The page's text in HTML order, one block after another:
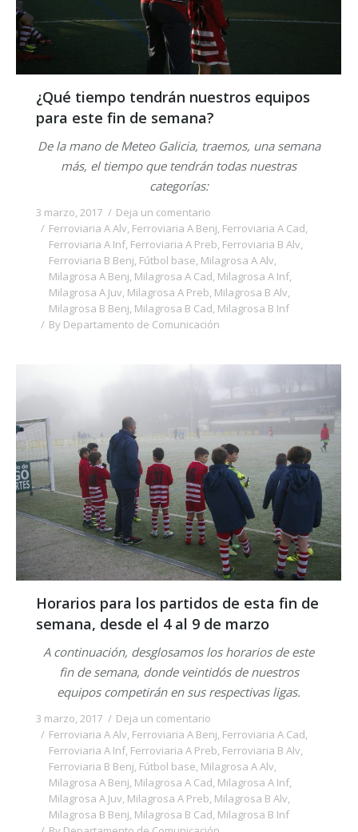
¿Qué tiempo tendrán nuestros equipos
para este fin de semana?
De la mano de Meteo Galicia, traemos, una semana
más, el tiempo que tendrán todas nuestras
categorías:
3 marzo, 2017
Deja un comentario
Ferroviaria A Alv, Ferroviaria A Benj, Ferroviaria A Cad,
Ferroviaria A Inf, Ferroviaria A Preb, Ferroviaria B Alv,
Ferroviaria B Benj, Fútbol base, Milagrosa A Alv,
Milagrosa A Benj, Milagrosa A Cad, Milagrosa A Inf,
Milagrosa A Juv, Milagrosa A Preb, Milagrosa B Alv,
Milagrosa B Benj, Milagrosa B Cad, Milagrosa B Inf
By Departamento de Comunicación
Horarios para los partidos de esta fin de
semana, desde el 4 al 9 de marzo
A continuación, desglosamos los horarios de este
fin de semana, donde veintidós de nuestros
equipos competirán en sus respectivas ligas.
3 marzo, 2017
Deja un comentario
Ferroviaria A Alv, Ferroviaria A Benj, Ferroviaria A Cad,
Ferroviaria A Inf, Ferroviaria A Preb, Ferroviaria B Alv,
Ferroviaria B Benj, Fútbol base, Milagrosa A Alv,
Milagrosa A Benj, Milagrosa A Cad, Milagrosa A Inf,
Milagrosa A Juv, Milagrosa A Preb, Milagrosa B Alv,
Milagrosa B Benj, Milagrosa B Cad, Milagrosa B Inf